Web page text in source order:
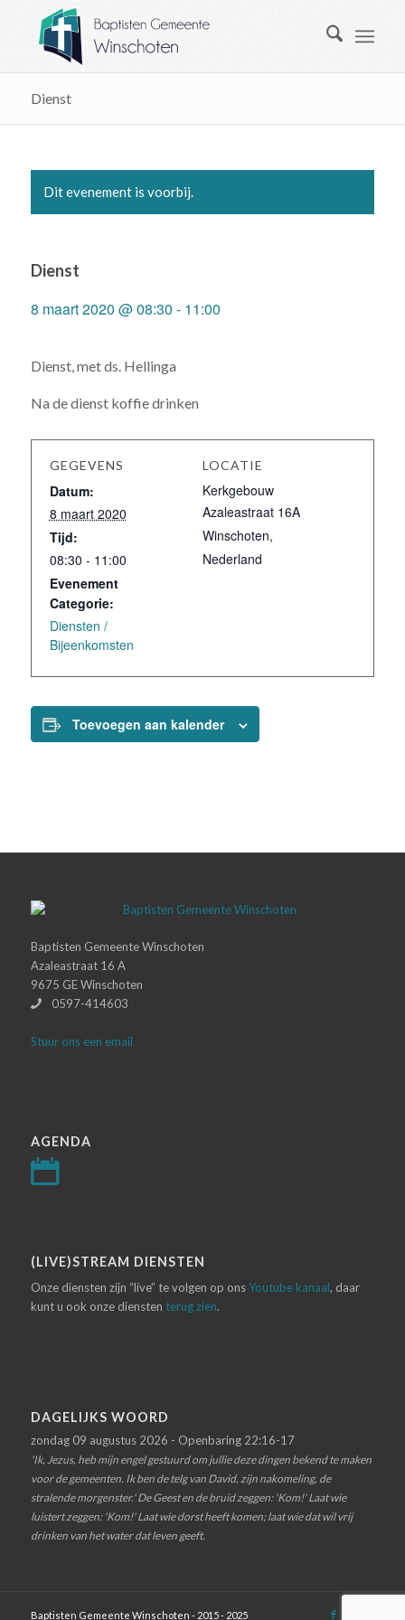
Dienst
Dit evenement is voorbij.
Dienst
8 maart 2020 @ 08:30 - 11:00
Dienst, met ds. Hellinga
Na de dienst koffie drinken
GEGEVENS
Datum:
8 maart 2020
Tijd:
08:30 - 11:00
Evenement
Categorie:
Diensten /
Bijeenkomsten
LOCATIE
Kerkgebouw
Azaleastraat 16A
Winschoten,
Nederland
Toevoegen aan kalender
Baptisten Gemeente Winschoten
Azaleastraat 16 A
9675 GE Winschoten
0597-414603
Stuur ons een email
AGENDA
(LIVE)STREAM DIENSTEN
Onze diensten zijn “live” te volgen op onsYoutube kanaal, daar
kunt u ook onze diensten terug zien.
DAGELIJKS WOORD
zondag 09 augustus 2026 - Openbaring 22:16-17
'Ik, Jezus, heb mijn engel gestuurd om jullie deze dingen bekend te maken
voor de gemeenten. Ik ben de telg van David, zijn nakomeling, de
stralende morgenster.' De Geest en de bruid zeggen: 'Kom!' Laat wie
luistert zeggen: 'Kom!' Laat wie dorst heeft komen; laat wie dat wil vrij
drinken van het water dat leven geeft.
Baptisten Gemeente Winschoten - 2015 - 2025